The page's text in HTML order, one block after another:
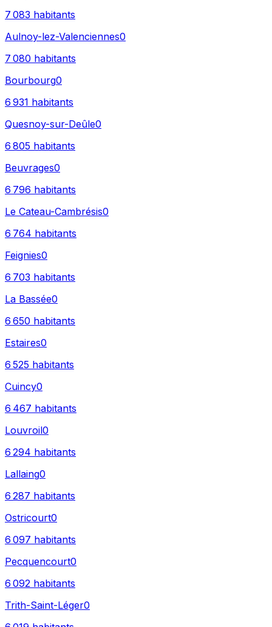
7 083 habitants
Aulnoy-lez-Valenciennes0
7 080 habitants
Bourbourg0
6 931 habitants
Quesnoy-sur-Deûle0
6 805 habitants
Beuvrages0
6 796 habitants
Le Cateau-Cambrésis0
6 764 habitants
Feignies0
6 703 habitants
La Bassée0
6 650 habitants
Estaires0
6 525 habitants
Cuincy0
6 467 habitants
Louvroil0
6 294 habitants
Lallaing0
6 287 habitants
Ostricourt0
6 097 habitants
Pecquencourt0
6 092 habitants
Trith-Saint-Léger0